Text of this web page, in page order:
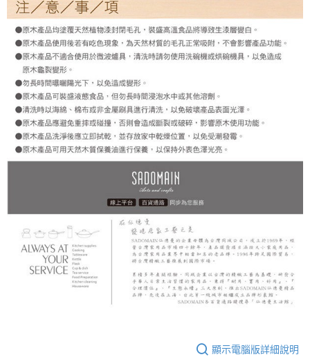
顯示電腦版詳細說明